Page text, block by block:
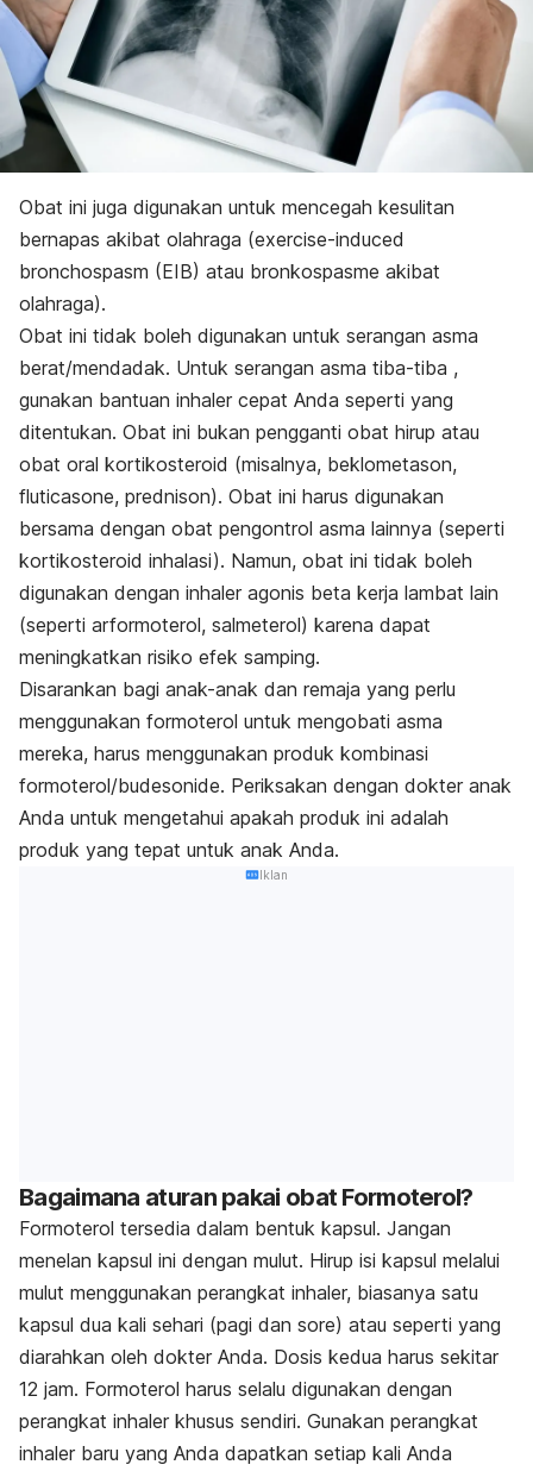
Obat ini juga digunakan untuk mencegah kesulitan
bernapas akibat olahraga (exercise-induced
bronchospasm (EIB) atau bronkospasme akibat
olahraga).
Obat ini tidak boleh digunakan untuk serangan asma
berat/mendadak. Untuk serangan asma tiba-tiba ,
gunakan bantuan inhaler cepat Anda seperti yang
ditentukan. Obat ini bukan pengganti obat hirup atau
obat oral kortikosteroid (misalnya, beklometason,
fluticasone, prednison). Obat ini harus digunakan
bersama dengan obat pengontrol asma lainnya (seperti
kortikosteroid inhalasi). Namun, obat ini tidak boleh
digunakan dengan inhaler agonis beta kerja lambat lain
(seperti arformoterol, salmeterol) karena dapat
meningkatkan risiko efek samping.
Disarankan bagi anak-anak dan remaja yang perlu
menggunakan formoterol untuk mengobati asma
mereka, harus menggunakan produk kombinasi
formoterol/budesonide. Periksakan dengan dokter anak
Anda untuk mengetahui apakah produk ini adalah
produk yang tepat untuk anak Anda.
Iklan
Bagaimana aturan pakai obat Formoterol?
Formoterol tersedia dalam bentuk kapsul. Jangan
menelan kapsul ini dengan mulut. Hirup isi kapsul melalui
mulut menggunakan perangkat inhaler, biasanya satu
kapsul dua kali sehari (pagi dan sore) atau seperti yang
diarahkan oleh dokter Anda. Dosis kedua harus sekitar
12 jam. Formoterol harus selalu digunakan dengan
perangkat inhaler khusus sendiri. Gunakan perangkat
inhaler baru yang Anda dapatkan setiap kali Anda